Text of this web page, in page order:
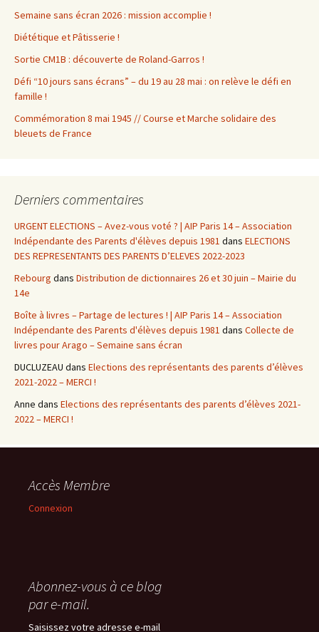
Semaine sans écran 2026 : mission accomplie !
Diététique et Pâtisserie !
Sortie CM1B : découverte de Roland-Garros !
Défi “10 jours sans écrans” – du 19 au 28 mai : on relève le défi en
famille !
Commémoration 8 mai 1945 // Course et Marche solidaire des
bleuets de France
Derniers commentaires
URGENT ELECTIONS – Avez-vous voté ? | AIP Paris 14 – Association
Indépendante des Parents d'élèves depuis 1981 dans ELECTIONS
DES REPRESENTANTS DES PARENTS D’ELEVES 2022-2023
Rebourg dans Distribution de dictionnaires 26 et 30 juin – Mairie du
14e
Boîte à livres – Partage de lectures ! | AIP Paris 14 – Association
Indépendante des Parents d'élèves depuis 1981 dans Collecte de
livres pour Arago – Semaine sans écran
DUCLUZEAU dans Elections des représentants des parents d’élèves
2021-2022 – MERCI !
Anne dans Elections des représentants des parents d’élèves 2021-
2022 – MERCI !
Accès Membre
Connexion
Abonnez-vous à ce blog
par e-mail.
Saisissez votre adresse e-mail